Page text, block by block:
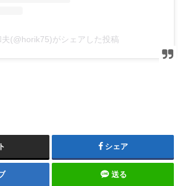
(@horik75)がシェアした投稿
シェア
送る